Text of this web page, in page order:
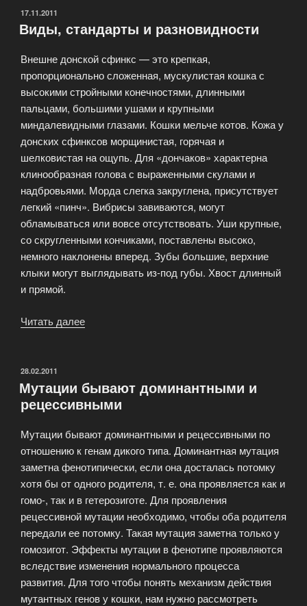
кошки.
кошки.»
ОПУБЛИКОВАНО
17.11.2011
Виды, стандарты и разновидности
Внешне донской сфинкс — это крепкая,
пропорционально сложенная, мускулистая кошка с
высокими стройными конечностями, длинными
пальцами, большими ушами и крупными
миндалевидными глазами. Кошки мельче котов. Кожа у
донских сфинксов морщинистая, горячая и
шелковистая на ощупь. Для «дончаков» характерна
клинообразная голова с выраженными скулами и
надбровьями. Морда слегка закруглена, присутствует
легкий «пинч». Вибрисы завиваются, могут
обламываться или вовсе отсутствовать. Уши крупные,
со скругленными кончиками, поставлены высоко,
немного наклонены вперед. Зубы большие, верхние
клыки могут выглядывать из-под губы. Хвост длинный
и прямой.
Читать далее
ОПУБЛИКОВАНО
28.02.2011
Мутации бывают доминантными и
рецессивными
Мутации бывают доминантными и рецессивными по
отношению к генам дикого типа. Доминантная мутация
заметна фенотипически, если она досталась потомку
хотя бы от одного родителя, т. е. она проявляется как и
гомо-, так и в гетерозиготе. Для проявления
рецессивной мутации необходимо, чтобы оба родителя
передали ее потомку. Такая мутация заметна только у
гомозигот. Эффекты мутации в фенотипе проявляются
вследствие изменения нормального процесса
развития. Для того чтобы понять механизм действия
мутантных генов у кошки, нам нужно рассмотреть